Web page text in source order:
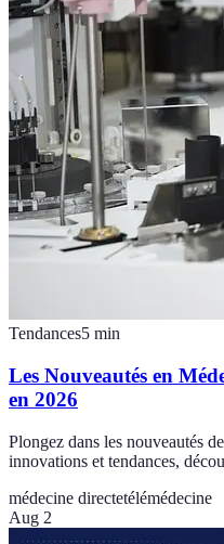
Tendances5 min
Les Nouveautés en
en 2026
Plongez dans les nouveautés
innovations et tendances,
médecine directetélémédecine
Aug 2